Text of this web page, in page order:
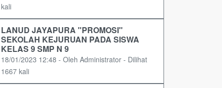
kali
LANUD JAYAPURA "PROMOSI"
SEKOLAH KEJURUAN PADA SISWA
KELAS 9 SMP N 9
18/01/2023 12:48 - Oleh Administrator - Dilihat
1667 kali